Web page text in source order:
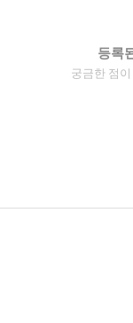
등록
궁금한 점